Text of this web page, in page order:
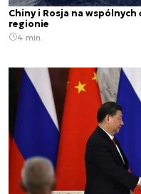
Chiny i Rosja na
regionie
4 min.